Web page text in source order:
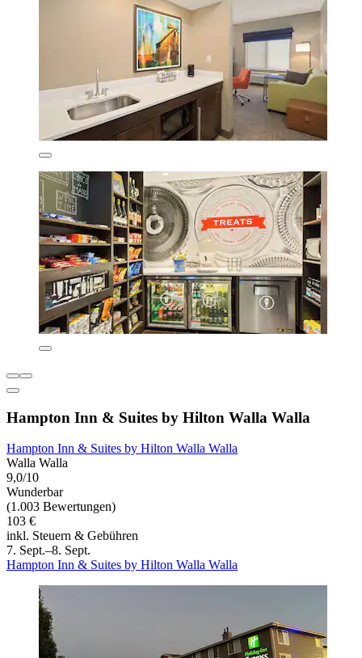
Hampton Inn & Suites by Hilton Walla Walla
Hampton Inn & Suites by Hilton Walla Walla
Walla Walla
9,0/10
Wunderbar
(1.003 Bewertungen)
103 €
inkl. Steuern & Gebühren
7. Sept.–8. Sept.
Hampton Inn & Suites by Hilton Walla Walla